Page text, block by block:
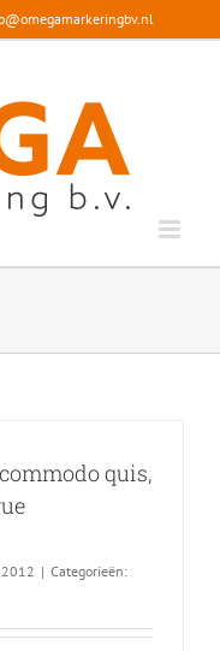
quis,
| Categorieën: